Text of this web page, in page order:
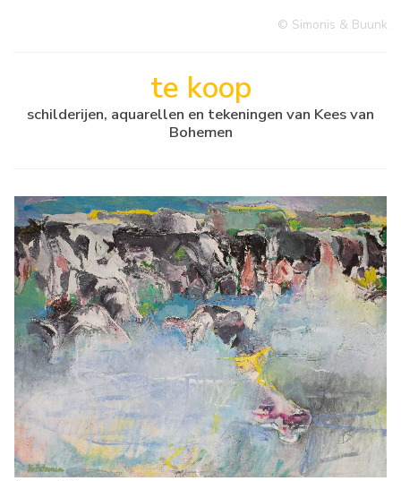
© Simonis & Buunk
te koop
schilderijen, aquarellen en tekeningen van Kees van
Bohemen